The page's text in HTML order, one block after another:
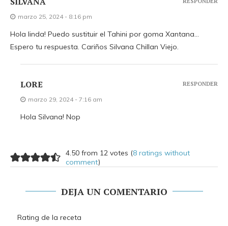
marzo 25, 2024 - 8:16 pm
Hola linda! Puedo sustituir el Tahini por goma Xantana…
Espero tu respuesta. Cariños Silvana Chillan Viejo.
LORE
marzo 29, 2024 - 7:16 am
Hola Silvana! Nop
RESPONDER
4.50 from 12 votes (8 ratings without
comment)
DEJA UN COMENTARIO
Rating de la receta